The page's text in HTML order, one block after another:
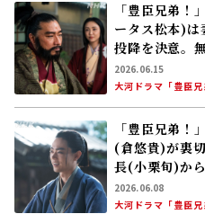
「豊臣兄弟
ータス松本)は
投降を決意。
思われたやさ
2026.06.15
大河ドラマ「豊臣兄
「豊臣兄弟
(倉悠貴)が裏
長(小栗旬)か
命令が。差配
は……
2026.06.08
大河ドラマ「豊臣兄